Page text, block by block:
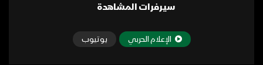
سيرفرات المشاهدة
الإعلام الحربي يوتيوب